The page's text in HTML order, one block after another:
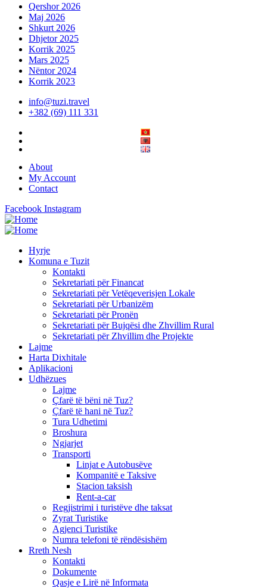
Qershor 2026
Maj 2026
Shkurt 2026
Dhjetor 2025
Korrik 2025
Mars 2025
Nëntor 2024
Korrik 2023
info@tuzi.travel
+382 (69) 111 331
About
My Account
Contact
Facebook Instagram
Hyrje
Komuna e Tuzit
Kontakti
Sekretariati për Financat
Sekretariati për Vetëqeverisjen Lokale
Sekretariati për Urbanizëm
Sekretariati për Pronën
Sekretariati për Bujqësi dhe Zhvillim Rural
Sekretariati për Zhvillim dhe Projekte
Lajme
Harta Dixhitale
Aplikacioni
Udhëzues
Lajme
Çfarë të bëni në Tuz?
Çfarë të hani në Tuz?
Tura Udhetimi
Broshura
Ngjarjet
Transporti
Linjat e Autobusëve
Kompanitë e Taksive
Stacion taksish
Rent-a-car
Regjistrimi i turistëve dhe taksat
Zyrat Turistike
Agjenci Turistike
Numra telefoni të rëndësishëm
Rreth Nesh
Kontakti
Dokumente
Qasje e Lirë në Informata